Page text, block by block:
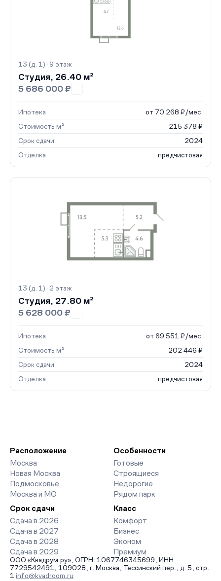
13 (д. 1) · 9 этаж
Студия, 26.40 м²
5 686 000 ₽
Ипотека
от 70 268 ₽/мес.
Стоимость м²
215 378 ₽
Срок сдачи
2024
Отделка
предчистовая
13 (д. 1) · 2 этаж
Студия, 27.80 м²
5 628 000 ₽
Ипотека
от 69 551 ₽/мес.
Стоимость м²
202 446 ₽
Срок сдачи
2024
Отделка
предчистовая
Расположение
Москва
Новая Москва
Подмосковье
Москва и МО
Особенности
Готовые
Строящиеся
Недорогие
Рядом парк
Срок сдачи
Сдача в 2026
Сдача в 2027
Сдача в 2028
Сдача в 2029
Класс
Комфорт
Бизнес
Эконом
Премиум
ООО «Квадрум.ру», ОГРН: 1067746345699, ИНН:
7729542491, 109028, г. Москва, Тессинский пер., д. 5, стр.
1 info@kvadroom.ru